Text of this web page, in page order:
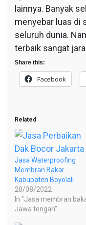
lainnya. Banyak
menyebar luas di
seluruh dunia.
terbaik sangat
Share this:
Facebook
Related
Jasa Waterproofing
Membran Bakar
Kabupaten Boyolali
20/08/2022
In "Jasa membran
Jawa tengah"